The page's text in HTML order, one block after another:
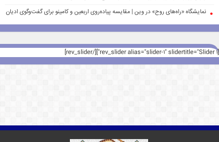
نمایشگاه «راه‌های روح» در وین | مقایسه پیاده‌روی اربعین و کامینو برای گفت‌وگوی ادیان
[rev_slider alias="slider-1" slidertitle="Slider 1"][/rev_slider]